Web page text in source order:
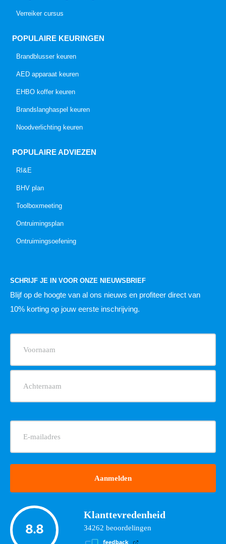
Verreiker cursus
POPULAIRE KEURINGEN
Brandblusser keuren
AED apparaat keuren
EHBO koffer keuren
Brandslanghaspel keuren
Noodverlichting keuren
POPULAIRE ADVIEZEN
RI&E
BHV plan
Toolboxmeeting
Ontruimingsplan
Ontruimingsoefening
SCHRIJF JE IN VOOR ONZE NIEUWSBRIEF
Blijf op de hoogte van al ons nieuws en profiteer direct van
10% korting op jouw eerste inschrijving.
(Vereist)
E-
(Vereist)
8.8
Klanttevredenheid
34262 beoordelingen